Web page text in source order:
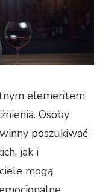
elementem
Osoby
poszukiwać
jak i
mogą